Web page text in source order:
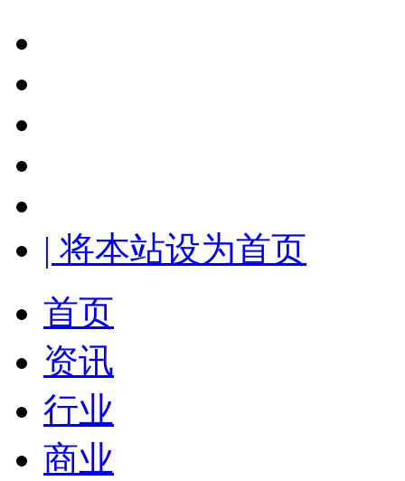
| 将本站设为首页
首页
资讯
行业
商业